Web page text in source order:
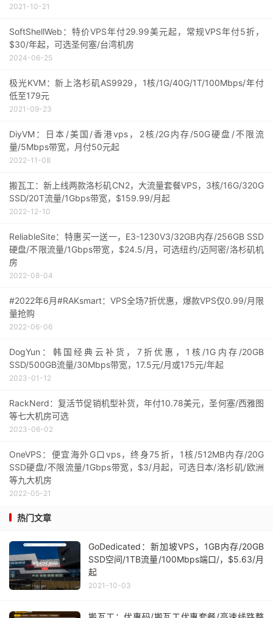
2021-10-21
SoftShellWeb：特价VPS年付29.99美元起，常规VPS年付5折，
$30/年起，可选圣何塞/台湾机房
2024-06-25
极光KVM：新上洛杉矶AS9929，1核/1G/40G/1T/100Mbps/年付
低至179元
2021-09-23
DiyVM：日本/美国/香港vps，2核/2G内存/50G硬盘/不限流
量/5Mbps带宽，月付50元起
2022-11-08
搬瓦工：新上线两款洛杉矶CN2，大流量套餐VPS，3核/16G/320G
SSD/20T流量/1Gbps带宽，$159.99/月起
2022-12-10
ReliableSite：特惠买一送一，E3-1230V3/32GB内存/256GB SSD
硬盘/不限流量/1Gbps带宽，$24.5/月，可选纽约/迈阿密/洛杉矶机
房
2022-08-04
#2022年6月#RAKsmart：VPS全场7折优惠，爆款VPS仅0.99/月限
量抢购
2022-06-06
DogYun：韩国经典云补货，7折优惠，1核/1G内存/20GB
SSD/500GB流量/30Mbps带宽，17.5元/月或175元/年起
2023-01-12
RackNerd：复活节促销机型补货，年付10.78美元，圣何塞/西雅图
等七大机房可选
2023-06-02
OneVPS：便宜海外G口vps，终身75折，1核/512MB内存/20G
SSD硬盘/不限流量/1Gbps带宽，$3/月起，可选日本/洛杉矶/欧洲
等九大机房
2022-05-21
热门文章
GoDedicated：新加坡VPS，1GB内存/20GB
SSD空间/1TB流量/100Mbps端口/，$5.63/月
起
2021-10-03